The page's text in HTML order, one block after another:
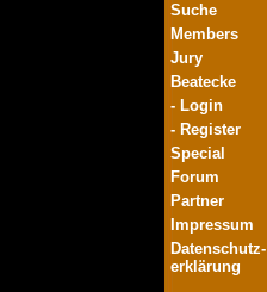
Suche
Members
Jury
Beatecke
- Login
- Register
Special
Forum
Partner
Impressum
Datenschutz-
erklärung